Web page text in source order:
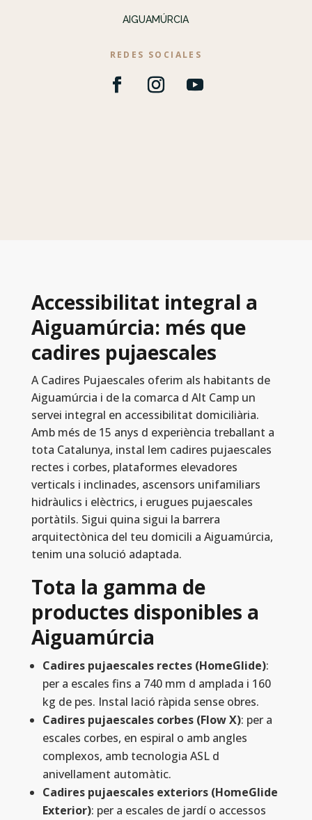
AIGUAMÚRCIA
REDES SOCIALES
Accessibilitat integral a
Aiguamúrcia: més que
cadires pujaescales
A Cadires Pujaescales oferim als habitants de
Aiguamúrcia i de la comarca d Alt Camp un
servei integral en accessibilitat domiciliària.
Amb més de 15 anys d experiència treballant a
tota Catalunya, instal lem cadires pujaescales
rectes i corbes, plataformes elevadores
verticals i inclinades, ascensors unifamiliars
hidràulics i elèctrics, i erugues pujaescales
portàtils. Sigui quina sigui la barrera
arquitectònica del teu domicili a Aiguamúrcia,
tenim una solució adaptada.
Tota la gamma de
productes disponibles a
Aiguamúrcia
Cadires pujaescales rectes (HomeGlide):
per a escales fins a 740 mm d amplada i 160
kg de pes. Instal lació ràpida sense obres.
Cadires pujaescales corbes (Flow X): per a
escales corbes, en espiral o amb angles
complexos, amb tecnologia ASL d
anivellament automàtic.
Cadires pujaescales exteriors (HomeGlide
Exterior): per a escales de jardí o accessos